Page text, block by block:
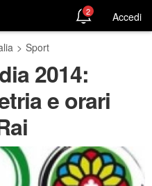
2 Accedi
> Sport
2014:
e orari